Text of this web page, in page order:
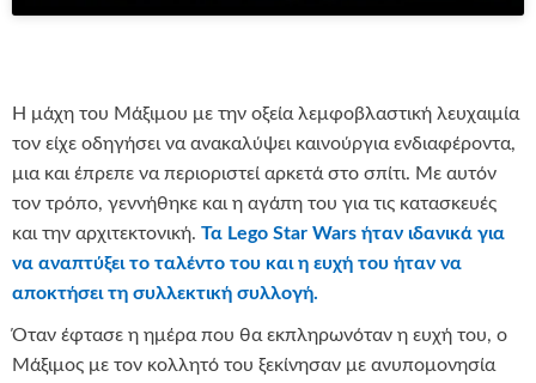
Η μάχη του Μάξιμου με την οξεία λεμφοβλαστική λευχαιμία
τον είχε οδηγήσει να ανακαλύψει καινούργια ενδιαφέροντα,
μια και έπρεπε να περιοριστεί αρκετά στο σπίτι. Με αυτόν
τον τρόπο, γεννήθηκε και η αγάπη του για τις κατασκευές
και την αρχιτεκτονική. Τα Lego Star Wars ήταν ιδανικά για
να αναπτύξει το ταλέντο του και η ευχή του ήταν να
αποκτήσει τη συλλεκτική συλλογή.
Όταν έφτασε η ημέρα που θα εκπληρωνόταν η ευχή του, ο
Μάξιμος με τον κολλητό του ξεκίνησαν με ανυπομονησία